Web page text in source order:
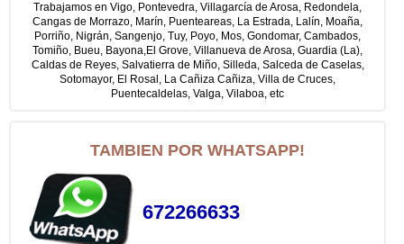
Trabajamos en Vigo, Pontevedra, Villagarcía de Arosa, Redondela,
Cangas de Morrazo, Marín, Puenteareas, La Estrada, Lalín, Moaña,
Porriño, Nigrán, Sangenjo, Tuy, Poyo, Mos, Gondomar, Cambados,
Tomiño, Bueu, Bayona,El Grove, Villanueva de Arosa, Guardia (La),
Caldas de Reyes, Salvatierra de Miño, Silleda, Salceda de Caselas,
Sotomayor, El Rosal, La Cañiza Cañiza, Villa de Cruces,
Puentecaldelas, Valga, Vilaboa, etc
TAMBIEN POR WHATSAPP!
672266633